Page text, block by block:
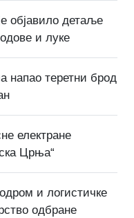
објавило детаље
и луке
напао теретни брод
електране
Црња“
и логистичке
одбране